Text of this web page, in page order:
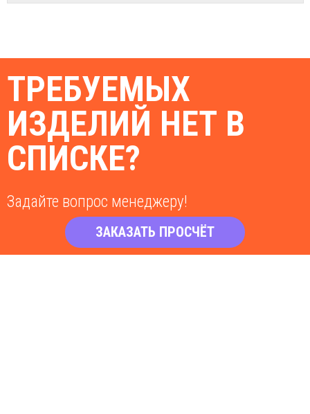
ТРЕБУЕМЫХ
ИЗДЕЛИЙ НЕТ В
СПИСКЕ?
Задайте вопрос менеджеру!
ЗАКАЗАТЬ ПРОСЧЁТ